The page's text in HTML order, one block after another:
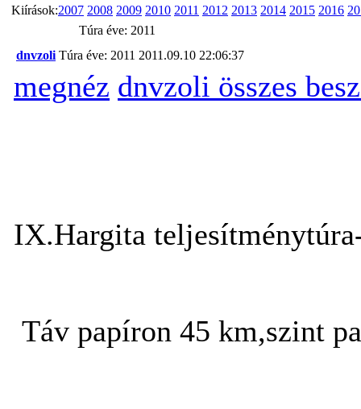
Kiírások:2007 2008 2009 2010 2011 2012 2013 2014 2015 2016
Túra éve: 2011
dnvzoli Túra éve: 2011 2011.09.10 22:06:37
megnéz dnvzoli összes
IX.Hargita
Táv papíron 45 km,szint